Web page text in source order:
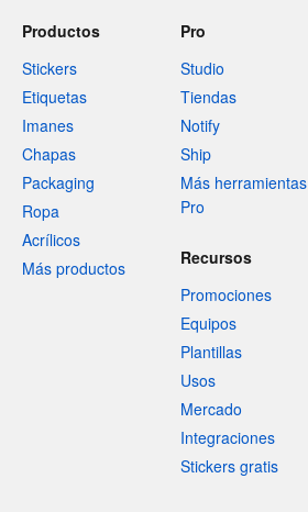
Productos
Stickers
Etiquetas
Imanes
Chapas
Packaging
Ropa
Acrílicos
Más productos
Pro
Studio
Tiendas
Notify
Ship
Más herramientas
Pro
Recursos
Promociones
Equipos
Plantillas
Usos
Mercado
Integraciones
Stickers gratis